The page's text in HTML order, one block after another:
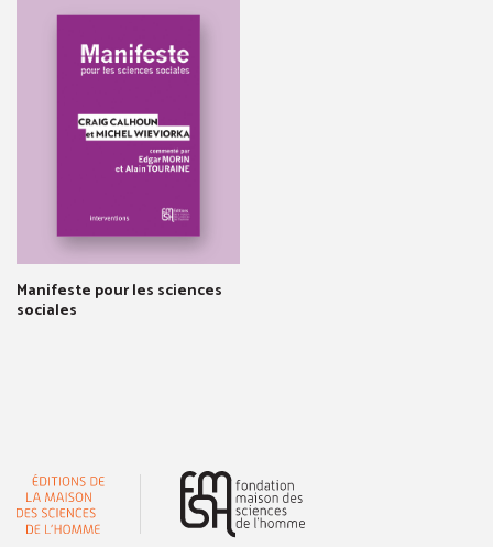
Manifeste pour les sciences
sociales